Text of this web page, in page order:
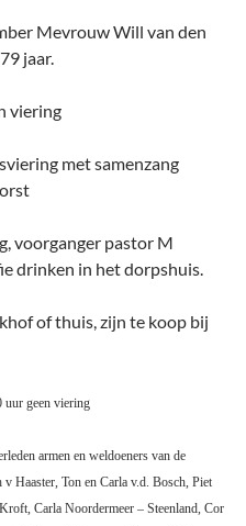
Mevrouw Will van den
jaar.
viering
met samenzang
pastor M
drinken in het dorpshuis.
of thuis, zijn te koop bij
uur geen viering
armen en weldoeners van de
Haaster, Ton en Carla v.d. Bosch, Piet
Carla Noordermeer – Steenland, Cor